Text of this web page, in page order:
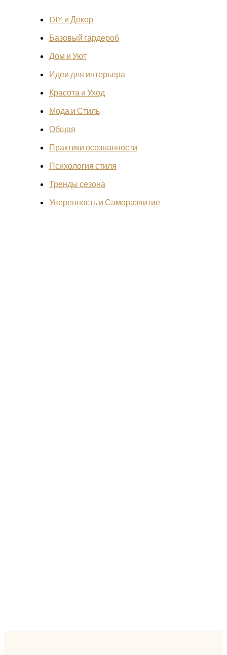
DIY и Декор
Базовый гардероб
Дом и Уют
Идеи для интерьера
Красота и Уход
Мода и Стиль
Общая
Практики осознанности
Психология стиля
Тренды сезона
Уверенность и Саморазвитие